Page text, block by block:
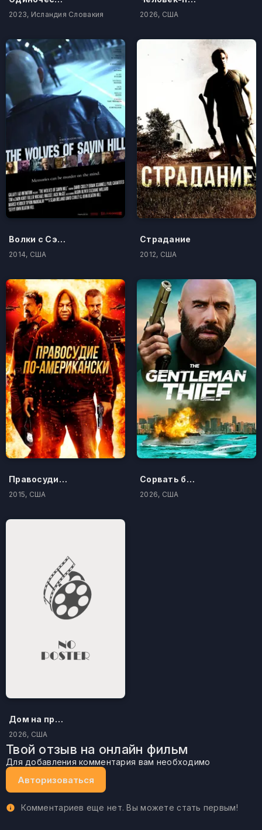
2023, Исландия Словакия 2026, США
Волки с Сэйвин-Хилл
2014, США
Страдание
2012, США
Правосудие по-американски
2015, США
Сорвать банк 3: Вор-джентльмен
2026, США
Дом на проклятом холме
2026, США
Твой отзыв на онлайн фильм
Для добавления комментария вам необходимо
Авторизоваться
Комментариев еще нет. Вы можете стать первым!